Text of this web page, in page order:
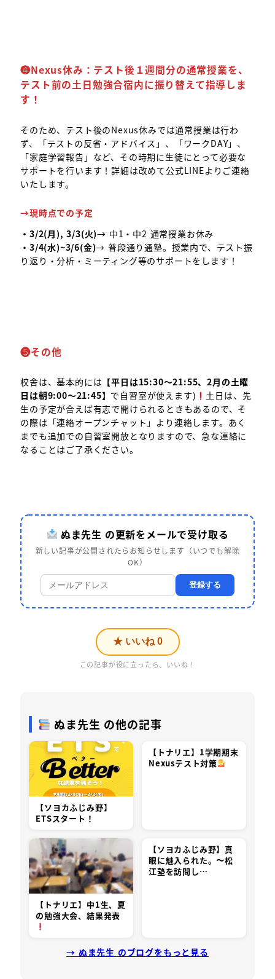
❹Nexus休み：テスト後１週間分の通常授業を、
テスト前の土日勉強合宿内に振り替えて指導しま
す！
そのため、テスト後のNexus休みでは通常授業は行わ
ず、「テストの反省・アドバイス」、「ワークDAY」、
「家庭学習報告」など、その時期に生徒にとって必要な
サポートを行います！詳細は改めて公式LINEよりご連絡
いたします。
→現時点での予定
・3/2(月), 3/3(火)→ 中1・中2 通常授業お休み
・3/4(水)~3/6(金)→ 普段通り通塾。授業内で、テスト振
り返り・分析・ミーティング等のサポートをします！
❺その他
校舎は、基本的には 【平日は15:30～21:55、2月の土曜
日は朝9:00～21:45】 で自習室が使えます)
土日は、先
生の予定が合えば有志で開けられるときもあるので、そ
の際は「連絡オープンチャット」より連絡します。あく
までも追加での自習室開放となりますので、急な連絡に
なることはご了承ください。
ぬま先生 の更新をメールで受け取る
新しい記事が公開されたらお知らせします（いつでも解除
OK）
登録する
★ いいね 0
この記事が役に立ったら、いいね！
ぬま先生 の他の記事
【ソヨカふじみ野】
ETSスタート！
【トナリエ】1学期期末
Nexusテスト対策
【トナリエ】中1生、夏
の勉強大会、結果発表
【ソヨカふじみ野】真
眼に魅入られた。〜松
江塾を訪問し…
→ ぬま先生 のブログをもっと見る